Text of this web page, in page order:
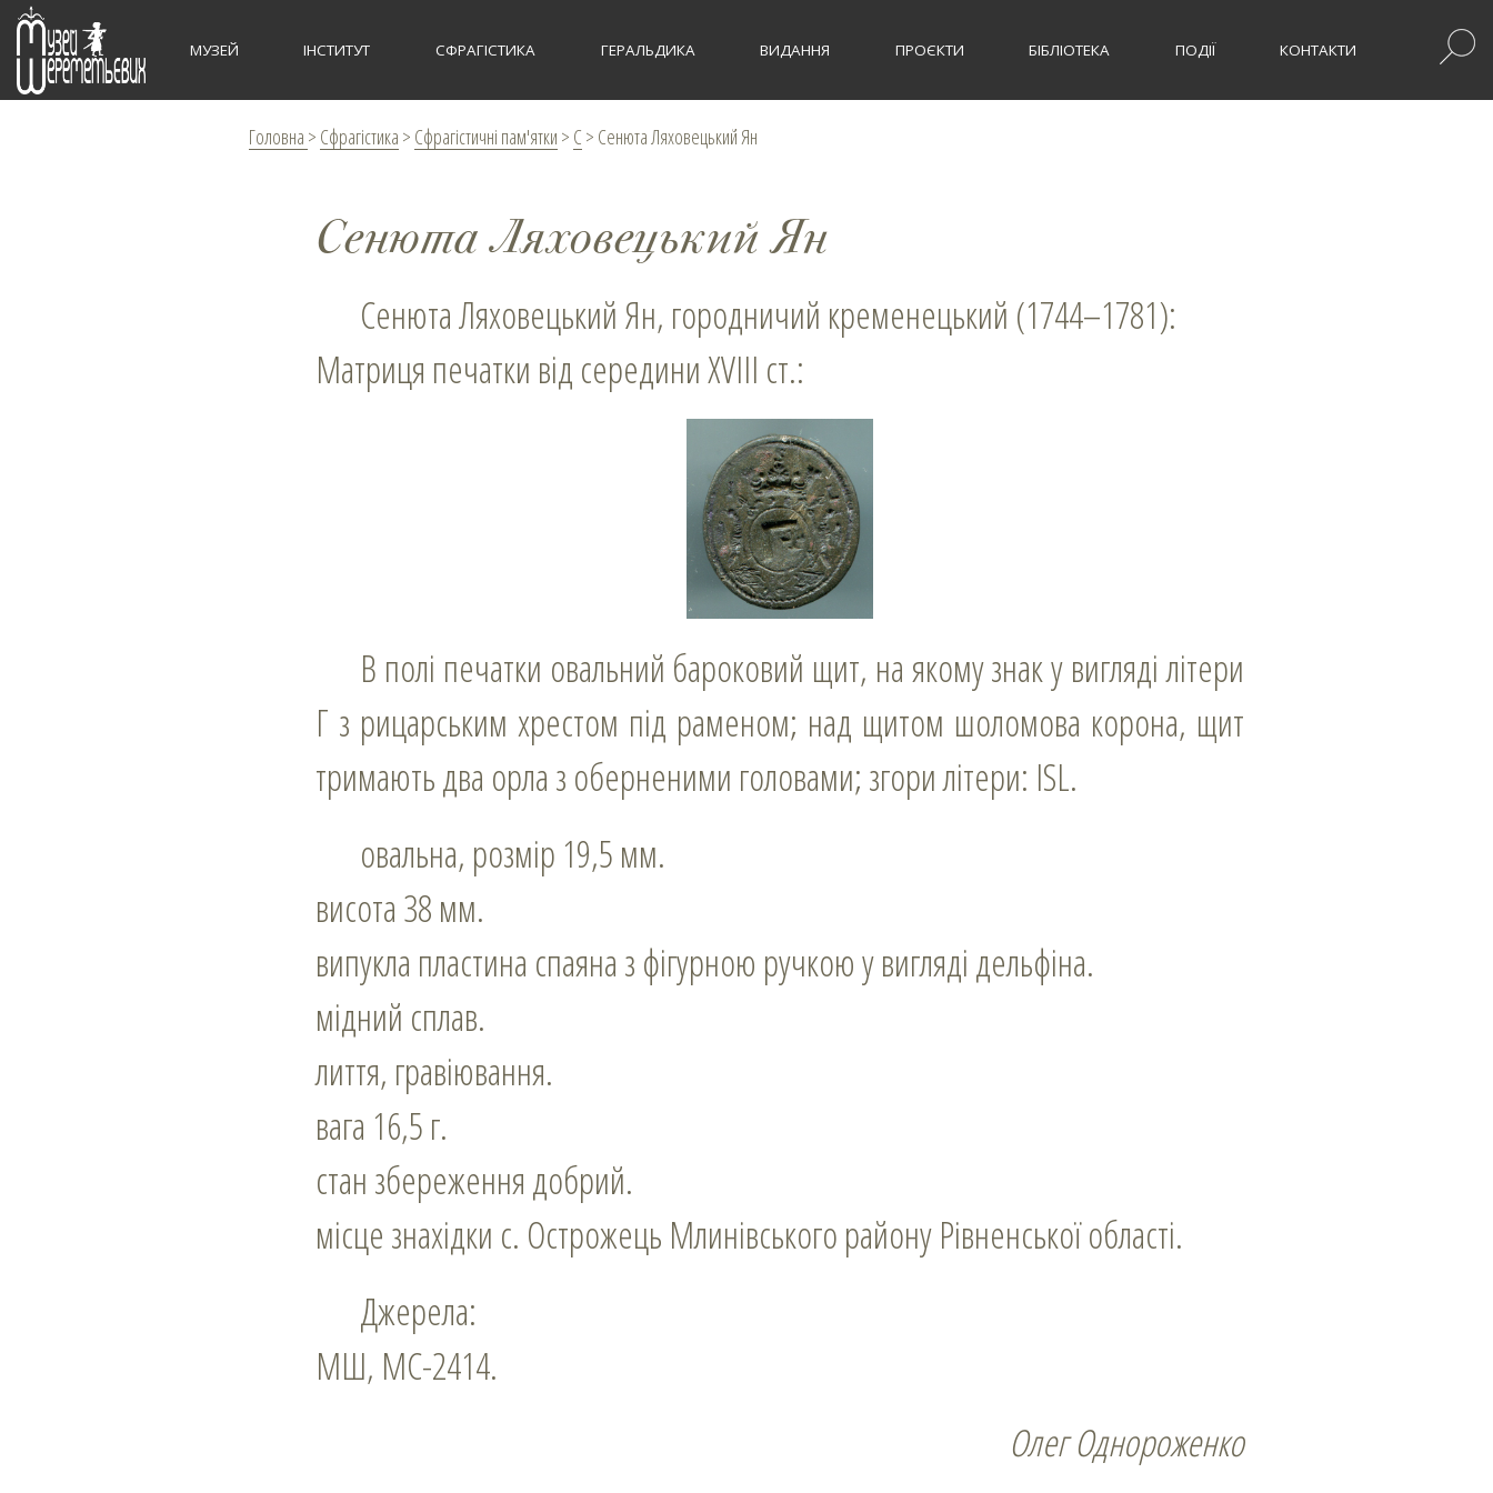
МУЗЕЙ ІНСТИТУТ СФРАГІСТИКА ГЕРАЛЬДИКА ВИДАННЯ ПРОЄКТИ БІБЛІОТЕКА ПОДІЇ КОНТАКТИ
Головна > Сфрагістика > Сфрагістичні пам'ятки > С > Сенюта Ляховецький Ян
Сенюта Ляховецький Ян
Сенюта Ляховецький Ян, городничий кременецький (1744–1781):
Матриця печатки від середини XVІІІ ст.:
В полі печатки овальний бароковий щит, на якому знак у вигляді літери
Г з рицарським хрестом під раменом; над щитом шоломова корона, щит
тримають два орла з оберненими головами; згори літери: ISL.
овальна, розмір 19,5 мм.
висота 38 мм.
випукла пластина спаяна з фігурною ручкою у вигляді дельфіна.
мідний сплав.
лиття, гравіювання.
вага 16,5 г.
стан збереження добрий.
місце знахідки с. Острожець Млинівського району Рівненської області.
Джерела:
МШ, МС-2414.
Олег Однороженко